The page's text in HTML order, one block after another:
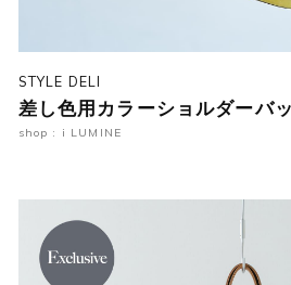
STYLE DELI
差し色用カラーショルダーバ
shop : i LUMINE